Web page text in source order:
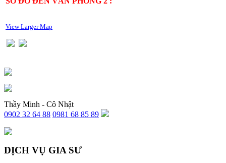
View Larger Map
Thầy Minh - Cô Nhật
0902 32 64 88 0981 68 85 89
DỊCH VỤ GIA SƯ